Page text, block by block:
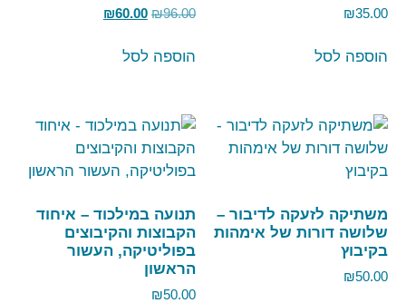
₪35.00
הוספה לסל
₪96.00
₪60.00
הוספה לסל
משתיקה לזעקה לדיבור –
שלושה דורות של אימהות
בקיבוץ
₪50.00
תנועה במילכוד – איחוד
הקבוצות והקיבוצים
בפוליטיקה, העשור
הראשון
₪50.00